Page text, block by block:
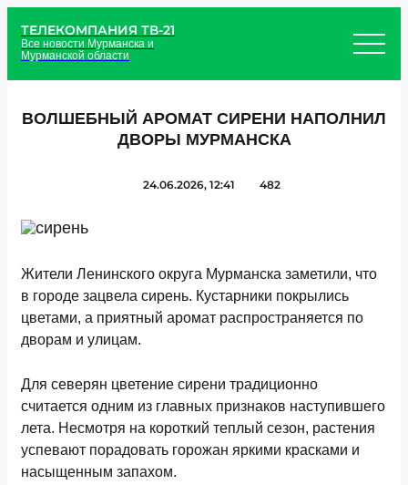
ТЕЛЕКОМПАНИЯ ТВ-21
Все новости Мурманска и
Мурманской области
ВОЛШЕБНЫЙ АРОМАТ СИРЕНИ НАПОЛНИЛ
ДВОРЫ МУРМАНСКА
24.06.2026, 12:41 482
Жители Ленинского округа Мурманска заметили, что
в городе зацвела сирень. Кустарники покрылись
цветами, а приятный аромат распространяется по
дворам и улицам.
Для северян цветение сирени традиционно
считается одним из главных признаков наступившего
лета. Несмотря на короткий теплый сезон, растения
успевают порадовать горожан яркими красками и
насыщенным запахом.